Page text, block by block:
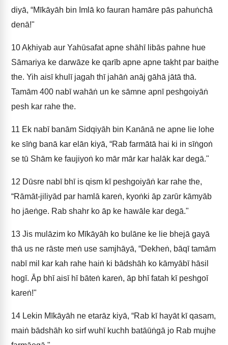
diyā, “Mīkāyāh bin Imlā ko fauran hamāre pās pahuṅchā
denā!"
10Aḳhiyab aur Yahūsafat apne shāhī libās pahne hue
Sāmariya ke darwāze ke qarīb apne apne taḳht par baiṭhe
the. Yih aisī khulī jagah thī jahāṅ anāj gāhā jātā thā.
Tamām 400 nabī wahāṅ un ke sāmne apnī peshgoiyāṅ
pesh kar rahe the.
11 Ek nabī banām Sidqiyāh bin Kanānā ne apne lie lohe
ke sīṅg banā kar elān kiyā, “Rab farmātā hai ki in sīṅgoṅ
se tū Shām ke faujiyoṅ ko mār mār kar halāk kar degā."
12 Dūsre nabī bhī is qism kī peshgoiyāṅ kar rahe the,
“Rāmāt-jiliyād par hamlā kareṅ, kyoṅki āp zarūr kāmyāb
ho jāeṅge. Rab shahr ko āp ke hawāle kar degā."
13 Jis mulāzim ko Mīkāyāh ko bulāne ke lie bhejā gayā
thā us ne rāste meṅ use samjhāyā, “Dekheṅ, bāqī tamām
nabī mil kar kah rahe haiṅ ki bādshāh ko kāmyābī hāsil
hogī. Āp bhī aisī hī bāteṅ kareṅ, āp bhī fatah kī peshgoī
kareṅ!"
14 Lekin Mīkāyāh ne etarāz kiyā, “Rab kī hayāt kī qasam,
maiṅ bādshāh ko sirf wuhī kuchh batāūṅgā jo Rab mujhe